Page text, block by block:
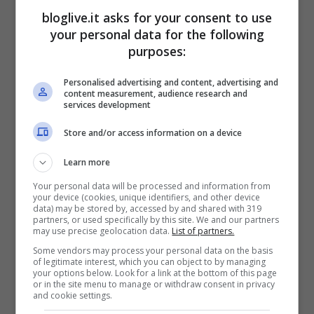
Sorial (M5S) accusato di vilipendio
Gen 30, 2014
Vincenzo De Luca, il sindaco di
Salerno, è decaduto
Matteo Renzi, alleati e avversari del
nuovo segretario
bloglive.it asks for your consent to use
your personal data for the following
purposes:
Personalised advertising and content, advertising and
content measurement, audience research and
services development
Store and/or access information on a device
Learn more
Your personal data will be processed and information from
your device (cookies, unique identifiers, and other device
data) may be stored by, accessed by and shared with 319
partners, or used specifically by this site. We and our partners
may use precise geolocation data. List of partners.
Some vendors may process your personal data on the basis
of legitimate interest, which you can object to by managing
your options below. Look for a link at the bottom of this page
or in the site menu to manage or withdraw consent in privacy
and cookie settings.